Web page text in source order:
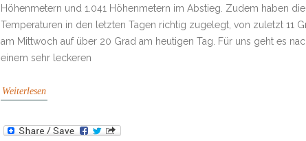
Höhenmetern und 1.041 Höhenmetern im Abstieg. Zudem haben die
Temperaturen in den letzten Tagen richtig zugelegt, von zuletzt 11
am Mittwoch auf über 20 Grad am heutigen Tag. Für uns geht es
einem sehr leckeren
Weiterlesen